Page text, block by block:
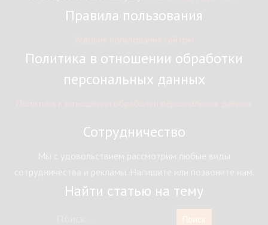
Правила пользования
Политика в отношении обработки
персональных данных
Сотрудничество
Найти статью на тему